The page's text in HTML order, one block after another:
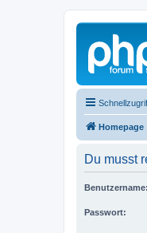
Homepage
Du musst
Benutzername:
Passwort: